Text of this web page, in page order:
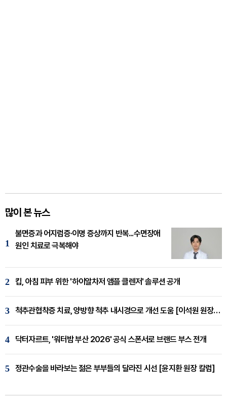
많이 본 뉴스
1
불면증과 어지럼증·이명 증상까지 반복...수면장애
원인 치료로 극복해야
2 킵, 아침 피부 위한 '하이알차저 앰플 클렌저' 솔루션 공개
3 척추관협착증 치료, 양방향 척추 내시경으로 개선 도움 [이석원 원장 칼럼]
4 닥터자르트, '워터밤 부산 2026' 공식 스폰서로 브랜드 부스 전개
5 정관수술을 바라보는 젊은 부부들의 달라진 시선 [윤지환 원장 칼럼]